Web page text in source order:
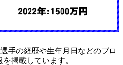
手の経歴や生年月日などのプロ
掲載しています。